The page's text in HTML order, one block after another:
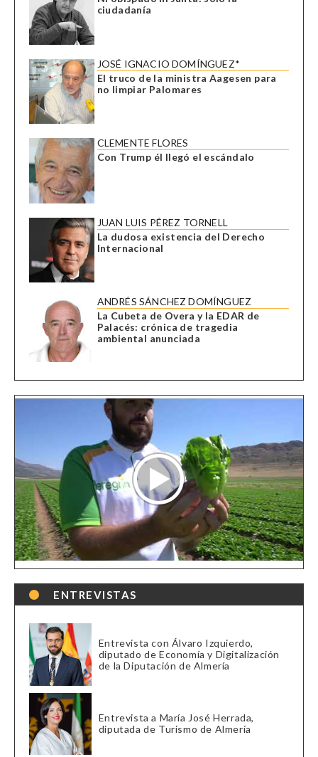
ciudadanía
JOSÉ IGNACIO DOMÍNGUEZ*
El truco de la ministra Aagesen para
no limpiar Palomares
CLEMENTE FLORES
Con Trump él llegó el escándalo
JUAN LUIS PÉREZ TORNELL
La dudosa existencia del Derecho
Internacional
ANDRÉS SÁNCHEZ DOMÍNGUEZ
La Cubeta de Overa y la EDAR de
Palacés: crónica de tragedia
ambiental anunciada
ENTREVISTAS
Entrevista con Álvaro Izquierdo,
diputado de Economía y Digitalización
de la Diputación de Almería
Entrevista a María José Herrada,
diputada de Turismo de Almería